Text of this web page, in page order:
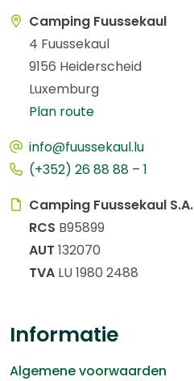
Camping Fuussekaul
4 Fuussekaul
9156 Heiderscheid
Luxemburg
Plan route
info@fuussekaul.lu
(+352) 26 88 88 – 1
Camping Fuussekaul S.A.
RCS B95899
AUT 132070
TVA LU 1980 2488
Informatie
Algemene voorwaarden